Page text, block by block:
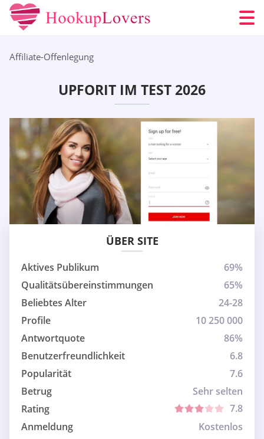
Affiliate-Offenlegung
UPFORIT IM TEST 2026
ÜBER SITE
Aktives Publikum
69%
Qualitätsübereinstimmungen
65%
Beliebtes Alter
24-28
Profile
10 250 000
Antwortquote
86%
Benutzerfreundlichkeit
6.8
Popularität
7.6
Betrug
Sehr selten
Rating
7.8
Anmeldung
Kostenlos